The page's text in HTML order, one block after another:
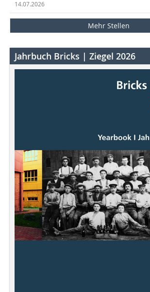
14.07.2026
Mehr Stellen
Jahrbuch Bricks | Ziegel 2026